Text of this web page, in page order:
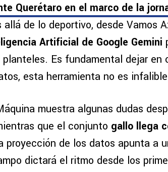
Querétaro en el marco de la
de lo deportivo, desde Vamos
Artificial de Google Gemini
Es fundamental dejar en
esta herramienta no es
muestra algunas dudas
que el conjunto gallo llega
proyección de los datos apunta a
dictará el ritmo desde los